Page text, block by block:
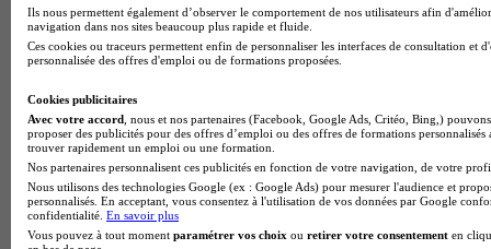
Quelles poursuites d’études après un BTS communication ?
Ils nous permettent également d’observer le comportement de nos utilisateurs afin
navigation dans nos sites beaucoup plus rapide et fluide.
Ces cookies ou traceurs permettent enfin de personnaliser les interfaces de consultation et
personnalisée des offres d'emploi ou de formations proposées.
Cookies publicitaires
Avec votre accord , nous et nos partenaires (Facebook, Google Ads, Critéo, Bing,)
proposer des publicités pour des offres d’emploi ou des offres de formations
trouver rapidement un emploi ou une formation.
Nos partenaires personnalisent ces publicités en fonction de votre navigation, de votre
Nous utilisons des technologies Google (ex : Google Ads) pour mesurer l'audience et
personnalisés. En acceptant, vous consentez à l'utilisation de vos données par Google
confidentialité. En savoir plus
Vous pouvez à tout moment paramétrer vos choix ou retirer votre consentement en